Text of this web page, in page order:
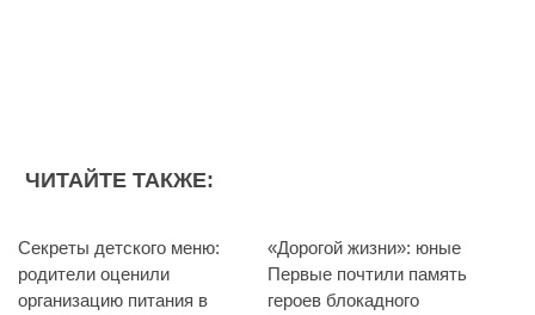
ЧИТАЙТЕ ТАКЖЕ:
Секреты детского меню:
родители оценили
организацию питания в
«Дорогой жизни»: юные
Первые почтили память
героев блокадного